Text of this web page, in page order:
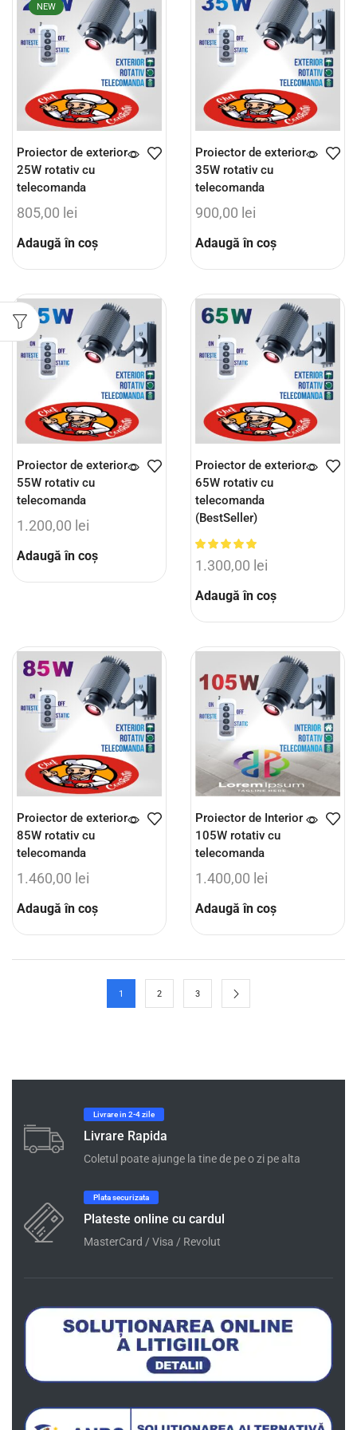
NEW
Proiector de exterior
25W rotativ cu
telecomanda
805,00 lei
Adaugă în coș
Proiector de exterior
35W rotativ cu
telecomanda
900,00 lei
Adaugă în coș
Proiector de exterior
55W rotativ cu
telecomanda
1.200,00 lei
Adaugă în coș
Proiector de exterior
65W rotativ cu
telecomanda
(BestSeller)
1.300,00 lei
Adaugă în coș
Proiector de exterior
85W rotativ cu
telecomanda
1.460,00 lei
Adaugă în coș
Proiector de Interior
105W rotativ cu
telecomanda
1.400,00 lei
Adaugă în coș
1 2 3
Livrare in 2-4 zile
Livrare Rapida
Coletul poate ajunge la tine de pe o zi pe alta
Plata securizata
Plateste online cu cardul
MasterCard / Visa / Revolut